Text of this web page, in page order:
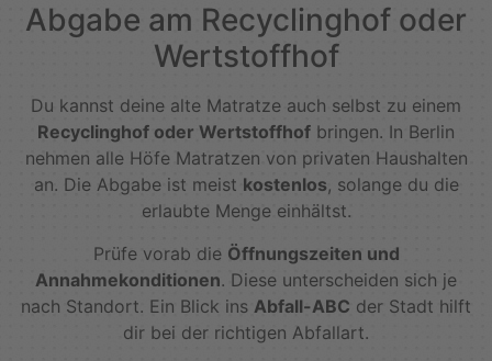
Abgabe am Recyclinghof oder
Wertstoffhof
Du kannst deine alte Matratze auch selbst zu einem
Recyclinghof oder Wertstoffhof bringen. In Berlin
nehmen alle Höfe Matratzen von privaten Haushalten
an. Die Abgabe ist meist kostenlos, solange du die
erlaubte Menge einhältst.
Prüfe vorab die Öffnungszeiten und
Annahmekonditionen. Diese unterscheiden sich je
nach Standort. Ein Blick ins Abfall-ABC der Stadt hilft
dir bei der richtigen Abfallart.